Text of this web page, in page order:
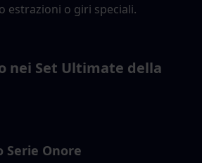
estrazioni o giri speciali.
nei Set Ultimate della
Serie Onore